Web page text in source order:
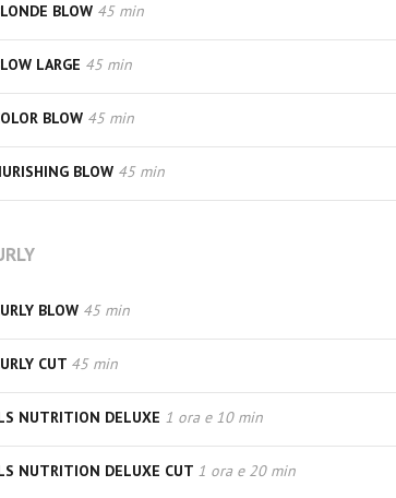
BLOW 45 min
LARGE 45 min
BLOW 45 min
BLOW 45 min
BLOW 45 min
CUT 45 min
NUTRITION DELUXE 1 ora e 10 min
NUTRITION DELUXE CUT 1 ora e 20 min